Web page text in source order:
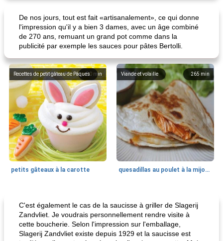
De nos jours, tout est fait «artisanalement», ce qui donne
l'impression qu'il y a bien 3 dames, avec un âge combiné
de 270 ans, remuant un grand pot comme dans la
publicité par exemple les sauces pour pâtes Bertolli.
80 min
Recettes de petit gâteau de Pâques
petits gâteaux à la carotte
265 min
Viande et volaille
quesadillas au poulet à la mijoteuse
C'est également le cas de la saucisse à griller de Slagerij
Zandvliet. Je voudrais personnellement rendre visite à
cette boucherie. Selon l'impression sur l'emballage,
Slagerij Zandvliet existe depuis 1929 et la saucisse est